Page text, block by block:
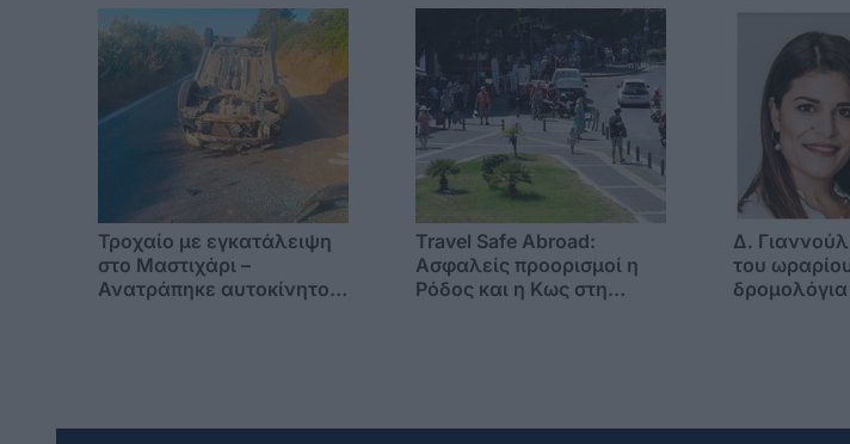
Τροχαίο με εγκατάλειψη
στο Μαστιχάρι –
Ανατράπηκε αυτοκίνητο
Travel Safe Abroad:
Ασφαλείς προορισμοί η
Ρόδος και η Κως στη
Δ.
του